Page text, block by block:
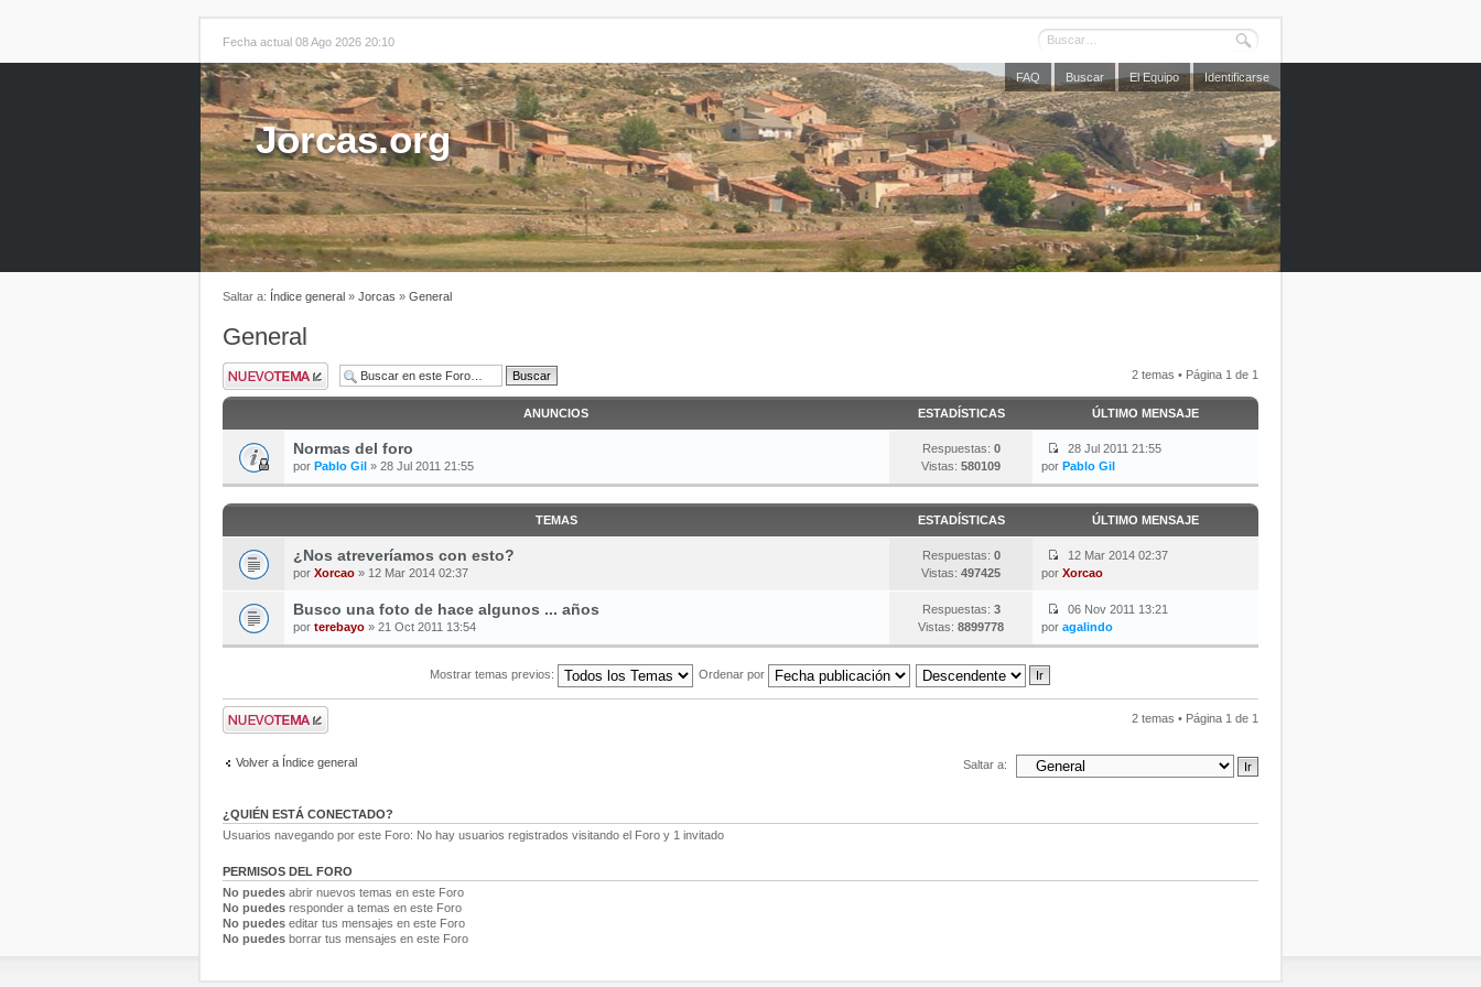
Fecha actual 08 Ago 2026 20:10
FAQ Buscar El Equipo Identificarse
Jorcas.org
Saltar a: Índice general » Jorcas » General
General
2 temas • Página 1 de 1
ANUNCIOS ESTADÍSTICAS ÚLTIMO MENSAJE
Normas del foro
por Pablo Gil » 28 Jul 2011 21:55
Respuestas: 0
Vistas: 580109
28 Jul 2011 21:55
por Pablo Gil
TEMAS ESTADÍSTICAS ÚLTIMO MENSAJE
¿Nos atreveríamos con esto?
por Xorcao » 12 Mar 2014 02:37
Respuestas: 0
Vistas: 497425
12 Mar 2014 02:37
por Xorcao
Busco una foto de hace algunos ... años
por terebayo » 21 Oct 2011 13:54
Respuestas: 3
Vistas: 8899778
06 Nov 2011 13:21
por agalindo
Mostrar temas previos: Ordenar por
2 temas • Página 1 de 1
Volver a Índice general Saltar a:
¿QUIÉN ESTÁ CONECTADO?
Usuarios navegando por este Foro: No hay usuarios registrados visitando el Foro y 1 invitado
PERMISOS DEL FORO
No puedes abrir nuevos temas en este Foro
No puedes responder a temas en este Foro
No puedes editar tus mensajes en este Foro
No puedes borrar tus mensajes en este Foro